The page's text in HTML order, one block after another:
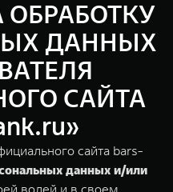
TANK 400
ОБРАБОТКУ
ДАННЫХ
САЙТА
сайта bars-
данных и/или
волей и в своем